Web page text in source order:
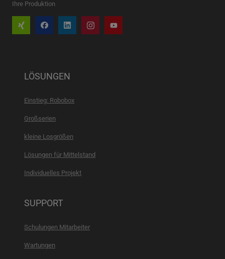
Ihre Produktion
LÖSUNGEN
Einstieg: Robobox
Großserien
kleine Losgrößen
Lösungen für Mittelstand
Individuelles Projekt
SUPPORT
Schulungen Mitarbeiter
Wartungen